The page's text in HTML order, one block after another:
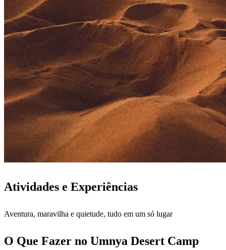
Atividades e Experiências
Aventura, maravilha e quietude, tudo em um só lugar
O Que Fazer no Umnya Desert Camp